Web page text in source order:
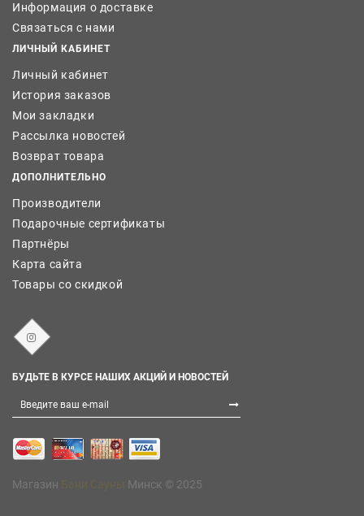
Информация о доставке
Связаться с нами
ЛИЧНЫЙ КАБИНЕТ
Личный кабинет
История заказов
Мои закладки
Рассылка новостей
Возврат товара
ДОПОЛНИТЕЛЬНО
Производители
Подарочные сертификаты
Партнёры
Карта сайта
Товары со скидкой
БУДЬТЕ В КУРСЕ НАШИХ АКЦИЙ И НОВОСТЕЙ
Магазин Минск © 2025